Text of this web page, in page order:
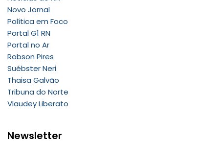
Novo Jornal
Política em Foco
Portal G1 RN
Portal no Ar
Robson Pires
Suébster Neri
Thaisa Galvão
Tribuna do Norte
Vlaudey Liberato
Newsletter